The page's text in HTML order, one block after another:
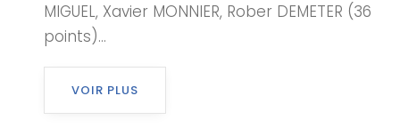
MIGUEL, Xavier MONNIER, Rober DEMETER (36
points)...
VOIR PLUS